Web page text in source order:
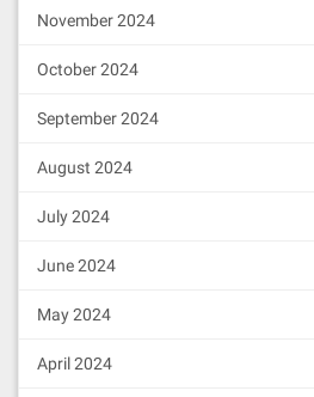
November 2024
October 2024
September 2024
August 2024
July 2024
June 2024
May 2024
April 2024